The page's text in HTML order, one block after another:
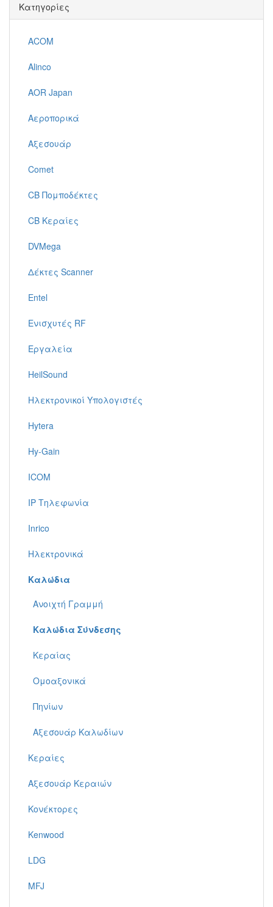
Κατηγορίες
ACOM
Alinco
AOR Japan
Αεροπορικά
Αξεσουάρ
Comet
CB Πομποδέκτες
CB Κεραίες
DVMega
Δέκτες Scanner
Entel
Ενισχυτές RF
Εργαλεία
HeilSound
Ηλεκτρονικοί Υπολογιστές
Hytera
Hy-Gain
ICOM
IP Τηλεφωνία
Inrico
Ηλεκτρονικά
Καλώδια
Ανοιχτή Γραμμή
Καλώδια Σύνδεσης
Κεραίας
Ομοαξονικά
Πηνίων
Αξεσουάρ Καλωδίων
Κεραίες
Αξεσουάρ Κεραιών
Κονέκτορες
Kenwood
LDG
MFJ